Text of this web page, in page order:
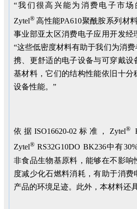
“我们很高兴能为消费电子市场
Zytel®高性能PA610聚酰胺系列材
事业部亚太区消费电子应用开发经
“这些低密度材料有助于我们为消
携、更舒适的电子设备与可穿戴设
基材料，它们的结构性能依旧十分
设备性能。”
依据ISO16620-02标准，Zytel®
Zytel® RS32G10DO BK236中有
非食品生物基原料，能够在不影响
度减少化石燃料消耗，有助于消费
产品的环境足迹。此外，本材料还